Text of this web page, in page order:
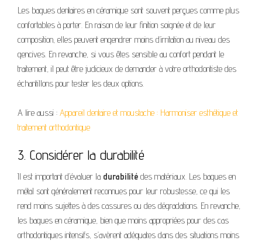
Les bagues dentaires en céramique sont souvent perçues comme plus
confortables à porter. En raison de leur finition soignée et de leur
composition, elles peuvent engendrer moins d’irritation au niveau des
gencives. En revanche, si vous êtes sensible au confort pendant le
traitement, il peut être judicieux de demander à votre orthodontiste des
échantillons pour tester les deux options.
A lire aussi : Appareil dentaire et moustache : Harmoniser esthétique et
traitement orthodontique
3. Considérer la durabilité
Il est important d’évaluer la durabilité des matériaux. Les bagues en
métal sont généralement reconnues pour leur robustesse, ce qui les
rend moins sujettes à des cassures ou des dégradations. En revanche,
les bagues en céramique, bien que moins appropriées pour des cas
orthodontiques intensifs, s’avèrent adéquates dans des situations moins